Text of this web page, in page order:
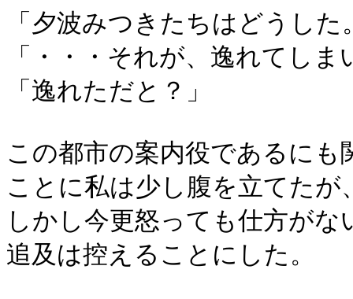
「夕波みつきたちはどうし
「・・・それが、逸れてしま
「逸れただと？」
この都市の案内役であるに
ことに私は少し腹を立てたが
しかし今更怒っても仕方が
追及は控えることにした。